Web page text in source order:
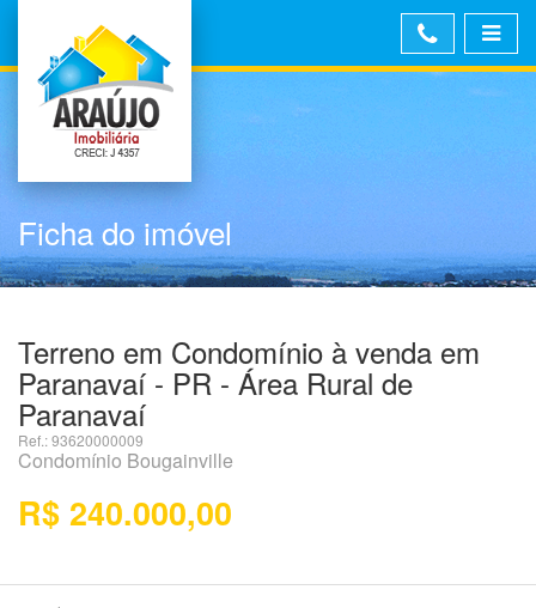
Ficha do imóvel
Terreno em Condomínio à venda em
Paranavaí - PR - Área Rural de
Paranavaí
Ref.: 93620000009
Condomínio Bougainville
R$ 240.000,00